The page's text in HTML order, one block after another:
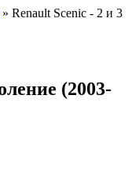
» Renault Scenic - 2 и 3
(2003-